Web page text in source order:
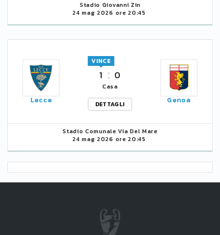
Stadio Giovanni Zin
24 mag 2026 ore 20:45
Lecce
1
VINCE
0
Casa
DETTAGLI
Genoa
Stadio Comunale Via Del Mare
24 mag 2026 ore 20:45